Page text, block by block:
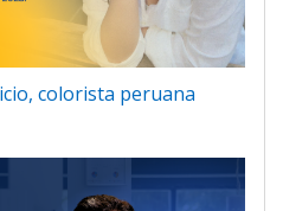
colorista peruana